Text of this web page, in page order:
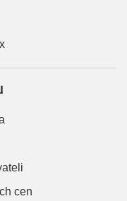
cen